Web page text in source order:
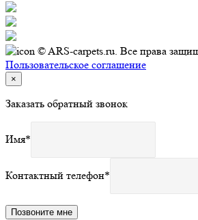
© ARS-carpets.ru. Все права
Пользовательское соглашение
×
Заказать обратный звонок
Имя*
Контактный телефон*